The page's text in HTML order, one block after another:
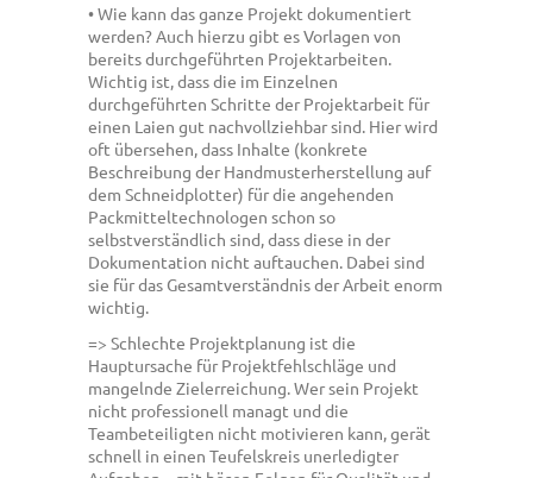
• Wie kann das ganze Projekt dokumentiert
werden? Auch hierzu gibt es Vorlagen von
bereits durchgeführten Projektarbeiten.
Wichtig ist, dass die im Einzelnen
durchgeführten Schritte der Projektarbeit für
einen Laien gut nachvollziehbar sind. Hier wird
oft übersehen, dass Inhalte (konkrete
Beschreibung der Handmusterherstellung auf
dem Schneidplotter) für die angehenden
Packmitteltechnologen schon so
selbstverständlich sind, dass diese in der
Dokumentation nicht auftauchen. Dabei sind
sie für das Gesamtverständnis der Arbeit enorm
wichtig.
=> Schlechte Projektplanung ist die
Hauptursache für Projektfehlschläge und
mangelnde Zielerreichung. Wer sein Projekt
nicht professionell managt und die
Teambeteiligten nicht motivieren kann, gerät
schnell in einen Teufelskreis unerledigter